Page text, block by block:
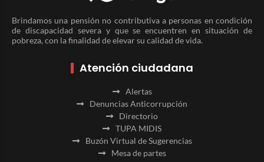
Brindamos una pensión no contributiva a personas en condición
de discapacidad severa y que se encuentren en situación de
pobreza, con la finalidad de elevar su calidad de vida.
Atención ciudadana
Alertas
Denuncias Anticorrupción
Directorio
TUPA MIDIS
Buzón Virtual de Sugerencias
Mesa de partes